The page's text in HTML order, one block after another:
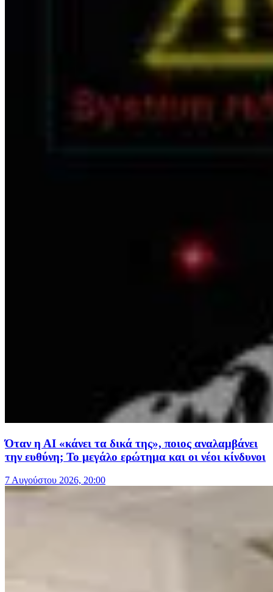
Όταν η ΑΙ «κάνει τα δικά της», ποιος αναλαμβάνει
την ευθύνη; Το μεγάλο ερώτημα και οι νέοι κίνδυνοι
7 Αυγούστου 2026, 20:00